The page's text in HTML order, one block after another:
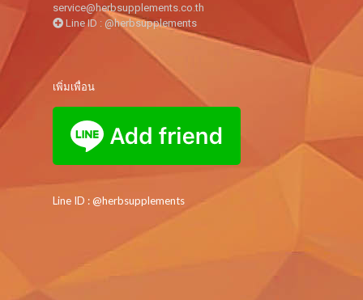
service@herbsupplements.co.th
Line ID : @herbsupplements
เพิ่มเพื่อน
Line ID : @herbsupplements